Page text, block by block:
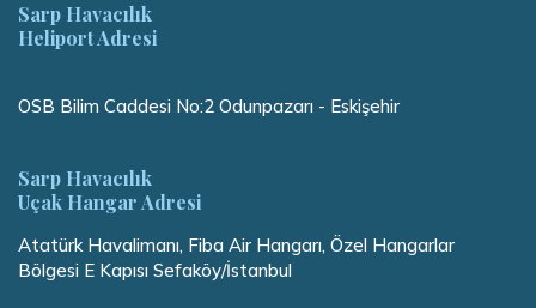
Sarp Havacılık
Heliport Adresi
OSB Bilim Caddesi No:2 Odunpazarı - Eskişehir
Sarp Havacılık
Uçak Hangar Adresi
Atatürk Havalimanı, Fiba Air Hangarı, Özel Hangarlar
Bölgesi E Kapısı Sefaköy/İstanbul